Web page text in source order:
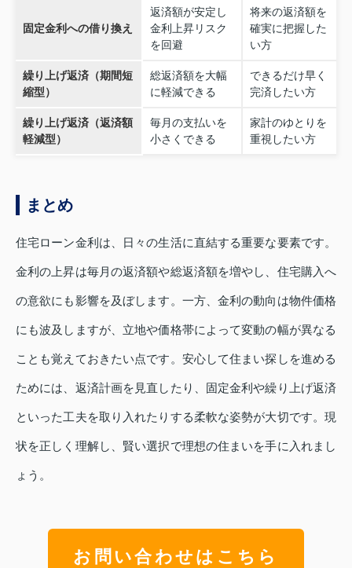
固定金利への借り換え
返済額が安定し
金利上昇リスク
を回避
将来の返済額を
確実に把握した
い方
繰り上げ返済（期間短
縮型）
総返済額を大幅
に軽減できる
できるだけ早く
完済したい方
繰り上げ返済（返済額
軽減型）
毎月の支払いを
小さくできる
家計のゆとりを
重視したい方
まとめ
住宅ローン金利は、日々の生活に直結する重要な要素です。
金利の上昇は毎月の返済額や総返済額を増やし、住宅購入へ
の意欲にも影響を及ぼします。一方、金利の動向は物件価格
にも波及しますが、立地や価格帯によって変動の幅が異なる
ことも覚えておきたい点です。安心して住まい探しを進める
ためには、返済計画を見直したり、固定金利や繰り上げ返済
といった工夫を取り入れたりする柔軟な姿勢が大切です。現
状を正しく理解し、賢い選択で理想の住まいを手に入れまし
ょう。
お問い合わせはこちら